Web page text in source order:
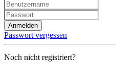
Anmelden
Passwort vergessen
Noch nicht registriert?